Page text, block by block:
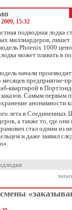
15:32
подводная лодка
миллиардеров, пишет
Phoenix 1000
может плавать в
начали
месяцев предприятие-
квартирой в
Самым первым
анонимности
лета в Соединенных
а также то, где
стал одним из
и даже заявил